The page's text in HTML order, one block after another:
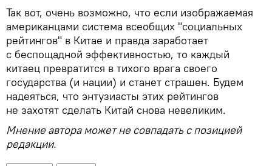
Так вот, очень возможно, что если изображаемая
американцами система всеобщих "социальных
рейтингов" в Китае и правда заработает
с беспощадной эффективностью, то каждый
китаец превратится в тихого врага своего
государства (и нации) и станет страшен. Будем
надеяться, что энтузиасты этих рейтингов
не захотят сделать Китай снова невеликим.
Мнение автора может не совпадать с позицией
редакции.